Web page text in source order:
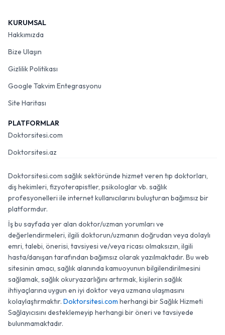
KURUMSAL
Hakkımızda
Bize Ulaşın
Gizlilik Politikası
Google Takvim Entegrasyonu
Site Haritası
PLATFORMLAR
Doktorsitesi.com
Doktorsitesi.az
Doktorsitesi.com sağlık sektöründe hizmet veren tıp doktorları,
diş hekimleri, fizyoterapistler, psikologlar vb. sağlık
profesyonelleri ile internet kullanıcılarını buluşturan bağımsız bir
platformdur.
İş bu sayfada yer alan doktor/uzman yorumları ve
değerlendirmeleri, ilgili doktorun/uzmanın doğrudan veya dolaylı
emri, talebi, önerisi, tavsiyesi ve/veya ricası olmaksızın, ilgili
hasta/danışan tarafından bağımsız olarak yazılmaktadır. Bu web
sitesinin amacı, sağlık alanında kamuoyunun bilgilendirilmesini
sağlamak, sağlık okuryazarlığını artırmak, kişilerin sağlık
ihtiyaçlarına uygun en iyi doktor veya uzmana ulaşmasını
kolaylaştırmaktır. Doktorsitesi.com herhangi bir Sağlık Hizmeti
Sağlayıcısını desteklemeyip herhangi bir öneri ve tavsiyede
bulunmamaktadır.